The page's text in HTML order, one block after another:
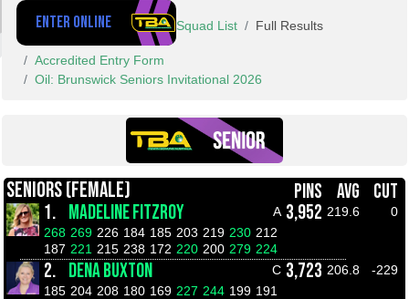
ENTER ONLINE Squad List Full Results
Accredited Entry Form
Oil: Brunswick Seniors Invitational 2026
SENIORS (FEMALE) PINS AVG
CUT
1. MADELINE FITZROY A 3,952 219.6
0
268 269 226 184 185 203 219 230 212
187 221 215 238 172 220 200 279 224
2. DENA BUXTON C 3,723 206.8
-229
185 204 208 180 169 227 244 199 191